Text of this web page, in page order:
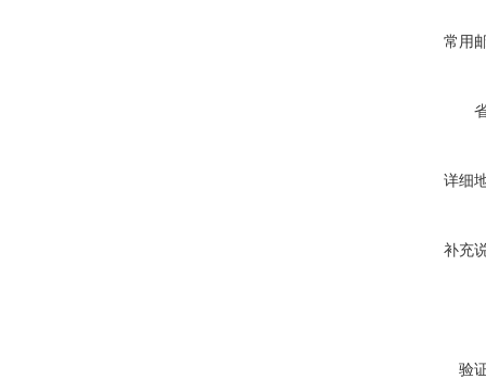
常用
详细
补充
验